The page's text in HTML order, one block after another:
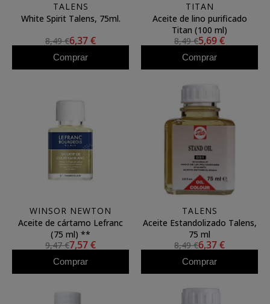
TALENS
White Spirit Talens, 75ml.
8,49 €6,37 €
Comprar
TITAN
Aceite de lino purificado
Titan (100 ml)
8,49 €5,69 €
Comprar
WINSOR NEWTON
Aceite de cártamo Lefranc
(75 ml) **
9,47 €7,57 €
Comprar
TALENS
Aceite Estandolizado Talens,
75 ml
8,49 €6,37 €
Comprar